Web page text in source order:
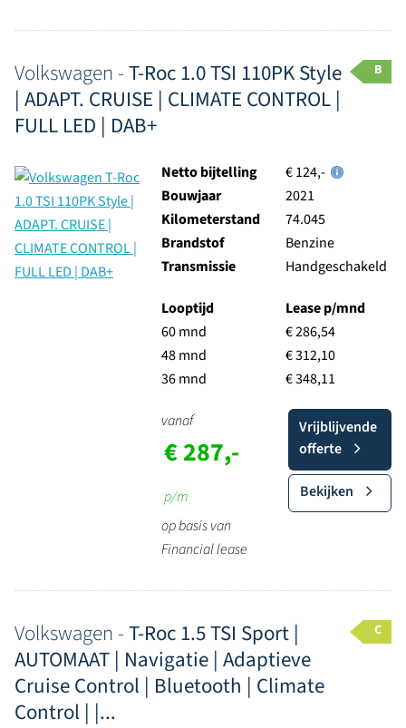
Volkswagen -T-Roc 1.0 TSI 110PK Style
| ADAPT. CRUISE | CLIMATE CONTROL |
FULL LED | DAB+
B
Netto bijtelling
€ 124,-
Bouwjaar
2021
Kilometerstand
74.045
Brandstof
Benzine
Transmissie
Handgeschakeld
Looptijd
60 mnd
48 mnd
36 mnd
Lease p/mnd
€ 286,54
€ 312,10
€ 348,11
vanaf
€ 287,-
p/m
op basis van
Financial lease
Vrijblijvende
offerte
Bekijken
Volkswagen -T-Roc 1.5 TSI Sport |
AUTOMAAT | Navigatie | Adaptieve
Cruise Control | Bluetooth | Climate
Control | |...
C